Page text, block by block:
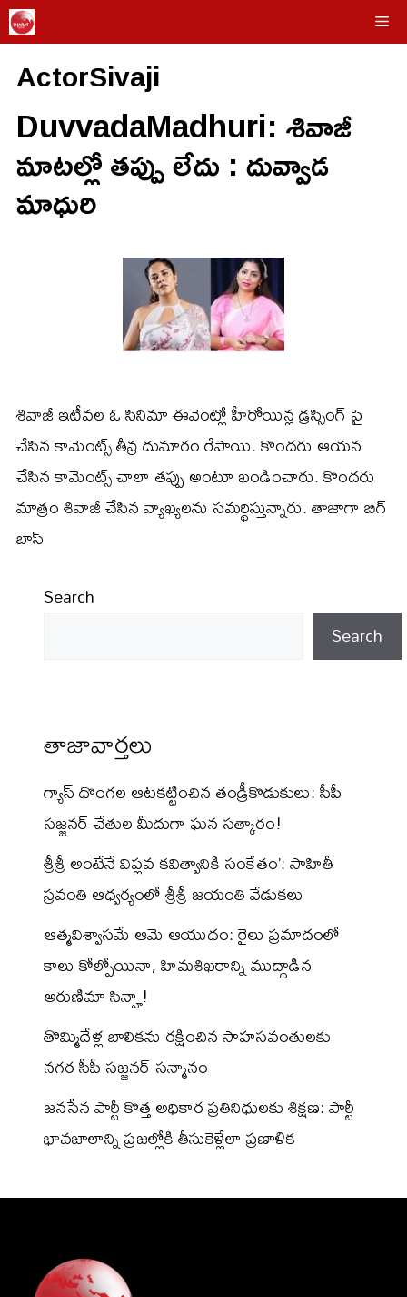
Skip
to
content
ActorSivaji
DuvvadaMadhuri: శివాజీ
మాటల్లో తప్పు లేదు : దువ్వాడ
మాధురి
శివాజీ ఇటీవల ఓ సినిమా ఈవెంట్లో హీరోయిన్ల డ్రస్సింగ్ పై
చేసిన కామెంట్స్ తీవ్ర దుమారం రేపాయి. కొందరు ఆయన
చేసిన కామెంట్స్ చాలా తప్పు అంటూ ఖండించారు. కొందరు
మాత్రం శివాజీ చేసిన వ్యాఖ్యలను సమర్థిస్తున్నారు. తాజాగా బిగ్
బాస్
Search
Search
తాజావార్తలు
గ్యాస్ దొంగల ఆటకట్టించిన తండ్రీకొడుకులు: సీపీ
సజ్జనర్ చేతుల మీదుగా ఘన సత్కారం!
శ్రీశ్రీ అంటేనే విప్లవ కవిత్వానికి సంకేతం’: సాహితీ
స్రవంతి ఆధ్వర్యంలో శ్రీశ్రీ జయంతి వేడుకలు
ఆత్మవిశ్వాసమే ఆమె ఆయుధం: రైలు ప్రమాదంలో
కాలు కోల్పోయినా, హిమశిఖరాన్ని ముద్దాడిన
అరుణిమా సిన్హా!
తొమ్మిదేళ్ల బాలికను రక్షించిన సాహసవంతులకు
నగర సీపీ సజ్జనర్ సన్మానం
జనసేన పార్టీ కొత్త అధికార ప్రతినిధులకు శిక్షణ: పార్టీ
భావజాలాన్ని ప్రజల్లోకి తీసుకెళ్లేలా ప్రణాళిక